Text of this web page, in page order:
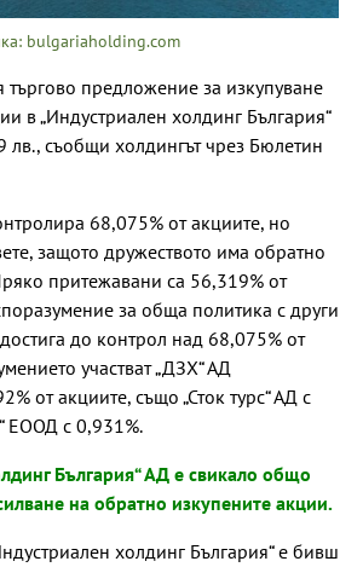
bulgariaholding.com
търгово предложение за изкупуване
в „Индустриален холдинг България“
съобщи холдингът чрез Бюлетин
68,075% от акциите, но
защото дружеството има обратно
притежавани са 56,319% от
за обща политика с други
до контрол над 68,075% от
участват „ДЗХ“ АД
от акциите, също „Сток турс“ АД с
ЕООД с 0,931%.
България“ АД е свикало общо
на обратно изкупените акции.
холдинг България“ е бивш